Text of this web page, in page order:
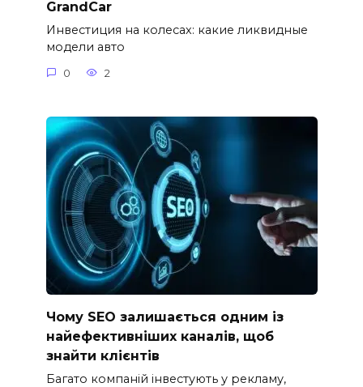
GrandCar
Инвестиция на колесах: какие ликвидные
модели авто
0 2
Чому SEO залишається одним із
найефективніших каналів, щоб
знайти клієнтів
Багато компаній інвестують у рекламу,